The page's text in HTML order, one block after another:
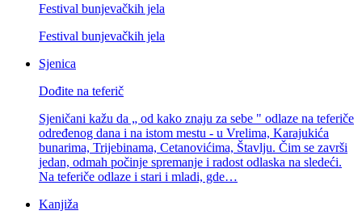
Festival bunjevačkih jela
Festival bunjevačkih jela
Sjenica
Dođite na teferič
Sjeničani kažu da „ od kako znaju za sebe " odlaze na teferiče
određenog dana i na istom mestu - u Vrelima, Karajukića
bunarima, Trijebinama, Cetanovićima, Štavlju. Čim se završi
jedan, odmah počinje spremanje i radost odlaska na sledeći.
Na teferiče odlaze i stari i mladi, gde…
Kanjiža